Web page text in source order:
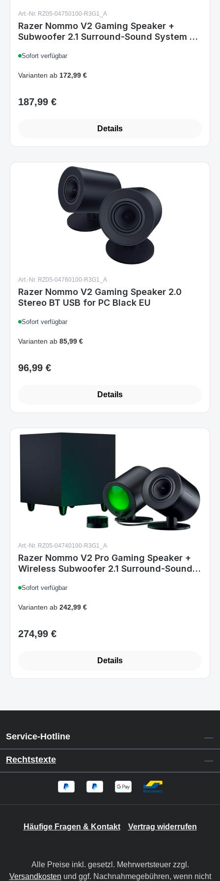
Art.-Nr. RZ05-04750100-R3G1_A
Razer Nommo V2 Gaming Speaker +
Subwoofer 2.1 Surround-Sound System BT
Sofort verfügbar
Varianten ab 172,99 €
Regulärer Preis:
187,99 €
Details
Art.-Nr. RZ05-04760100-R3G1_A
Razer Nommo V2 Gaming Speaker 2.0
Stereo BT USB for PC Black EU
Sofort verfügbar
Varianten ab 85,99 €
Regulärer Preis:
96,99 €
Details
Art.-Nr. RZ05-04740100-R3G1_A
Razer Nommo V2 Pro Gaming Speaker +
Wireless Subwoofer 2.1 Surround-Sound
Sofort verfügbar
Varianten ab 242,99 €
Regulärer Preis:
274,99 €
Details
Service-Hotline
Rechtstexte
Häufige Fragen & Kontakt Vertrag widerrufen
Alle Preise inkl. gesetzl. Mehrwertsteuer zzgl.
Versandkosten und ggf. Nachnahmegebühren, wenn nicht